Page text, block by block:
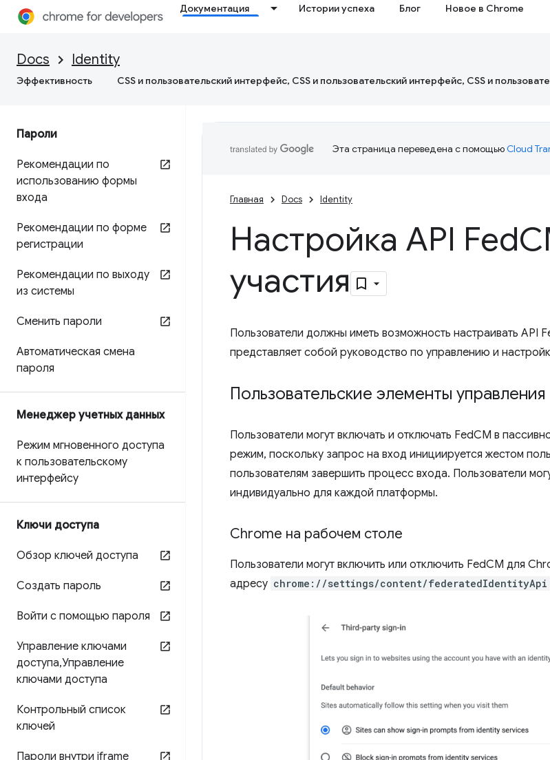
Документация Истории успеха Блог Новое в Chrome
Docs Identity
Эффективность CSS и пользовательский интерфейс, CSS и пользовательский интерфейс, CSS и
Пароли
Рекомендации по
использованию формы
входа
Рекомендации по форме
регистрации
Рекомендации по выходу
из системы
Сменить пароли
Автоматическая смена
пароля
Менеджер учетных данных
Режим мгновенного доступа
к пользовательскому
интерфейсу
Ключи доступа
Обзор ключей доступа
Создать пароль
Войти с помощью пароля
Управление ключами
доступа,Управление
ключами доступа
Контрольный список
ключей
Пароли внутри iframe
Эта страница переведена с помощьюCloud
Главная Docs Identity
Настройка API Fed
участия
Пользователи должны иметь возможность настраивать API
представляет собой руководство по управлению и
Пользовательские элементы управления
Пользователи могут включать и отключать FedCM в
режим, поскольку запрос на вход инициируется жестом
пользователям завершить процесс входа. Пользователи
индивидуально для каждой платформы.
Chrome на рабочем столе
Пользователи могут включить или отключить FedCM для
адресу chrome://settings/content/federatedIdentityApi